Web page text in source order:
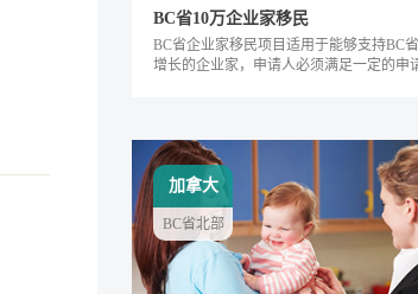
BC省10万企业家移民
BC省企业家移民项目适用于能够支持BC
增长的企业家，申请人必须满足一定的申
加拿大
BC省北部